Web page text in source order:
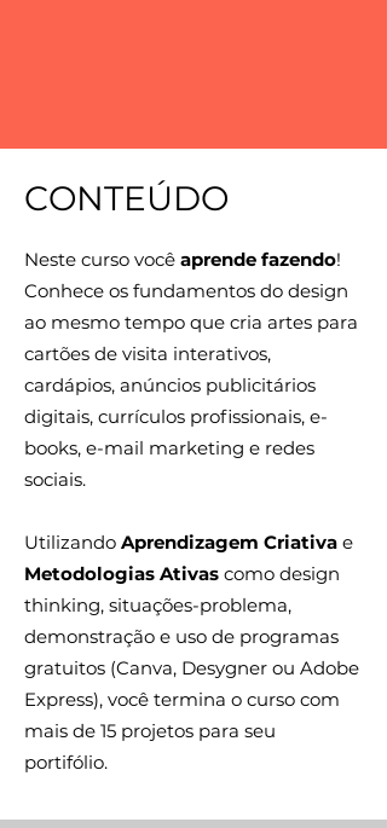
CONTEÚDO
Neste curso você aprende fazendo!
Conhece os fundamentos do design
ao mesmo tempo que cria artes para
cartões de visita interativos,
cardápios, anúncios publicitários
digitais, currículos profissionais, e-
books, e-mail marketing e redes
sociais.
Utilizando Aprendizagem Criativa e
Metodologias Ativas como design
thinking, situações-problema,
demonstração e uso de programas
gratuitos (Canva, Desygner ou Adobe
Express), você termina o curso com
mais de 15 projetos para seu
portifólio.